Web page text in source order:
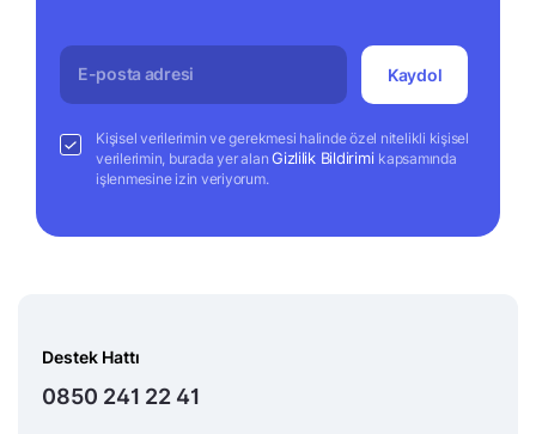
Kaydol
Kişisel verilerimin ve gerekmesi halinde özel nitelikli kişisel
verilerimin, burada yer alanGizlilik Bildirimi kapsamında
işlenmesine izin veriyorum.
Destek Hattı
0850 241 22 41